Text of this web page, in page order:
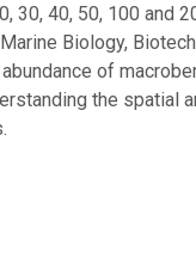
30, 40, 50, 100 and
Biology,
of
the spatial